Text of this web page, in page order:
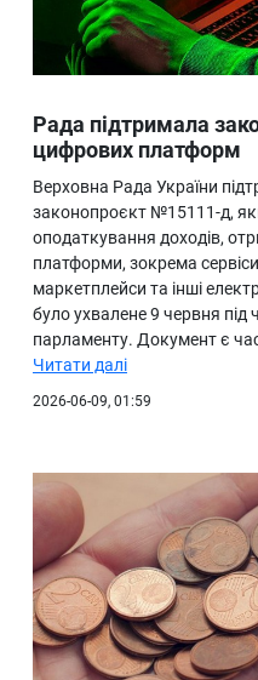
Рада підтримала
цифрових платформ
Верховна Рада України
законопроєкт №15111-д,
оподаткування доходів,
платформи, зокрема
маркетплейси та інші
було ухвалене 9 червня під
парламенту. Документ є
Читати далі
2026-06-09, 01:59